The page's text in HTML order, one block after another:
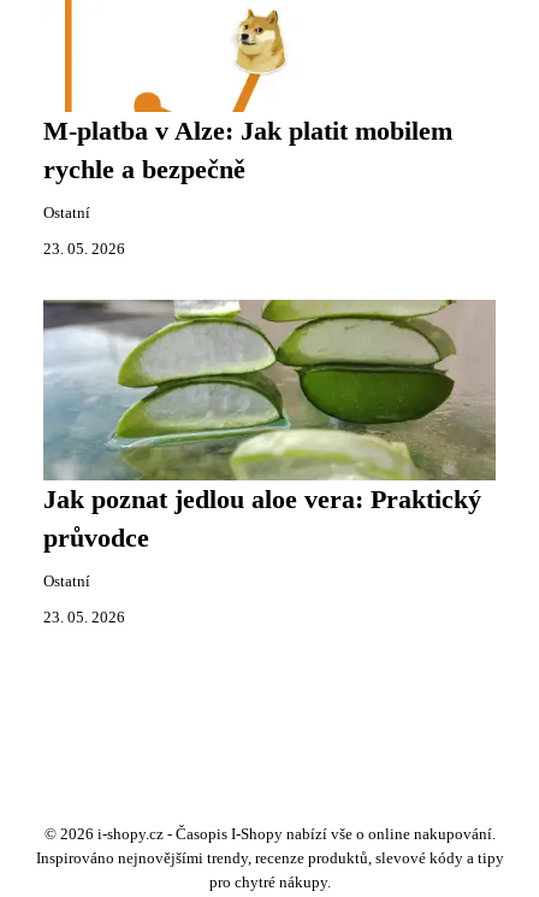
M-platba v Alze: Jak platit mobilem
rychle a bezpečně
Ostatní
23. 05. 2026
Jak poznat jedlou aloe vera: Praktický
průvodce
Ostatní
23. 05. 2026
© 2026 i-shopy.cz - Časopis I-Shopy nabízí vše o online nakupování.
Inspirováno nejnovějšími trendy, recenze produktů, slevové kódy a tipy
pro chytré nákupy.